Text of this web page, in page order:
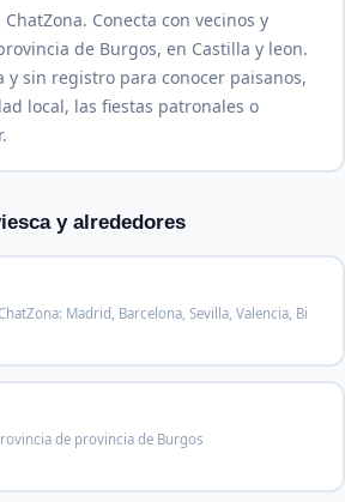
Conecta con vecinos y
de Burgos, en Castilla y leon.
y sin registro para conocer paisanos,
local, las fiestas patronales o
y alrededores
Madrid, Barcelona, Sevilla, Valencia, Bi
de provincia de Burgos